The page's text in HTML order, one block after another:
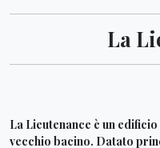
La
La Lieutenance è un
vecchio bacino. Datato